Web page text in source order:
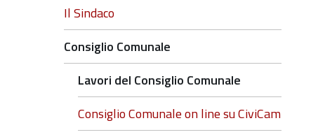
Navigazione
Il Sindaco
Consiglio Comunale
Lavori del Consiglio Comunale
Consiglio Comunale on line su CiviCam